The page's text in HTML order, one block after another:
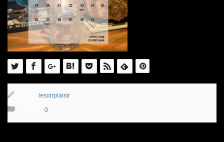
lesoirplaisir
0